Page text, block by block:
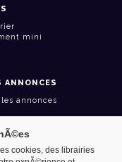
mini
ANNONCES
annonces
cookies, des librairies